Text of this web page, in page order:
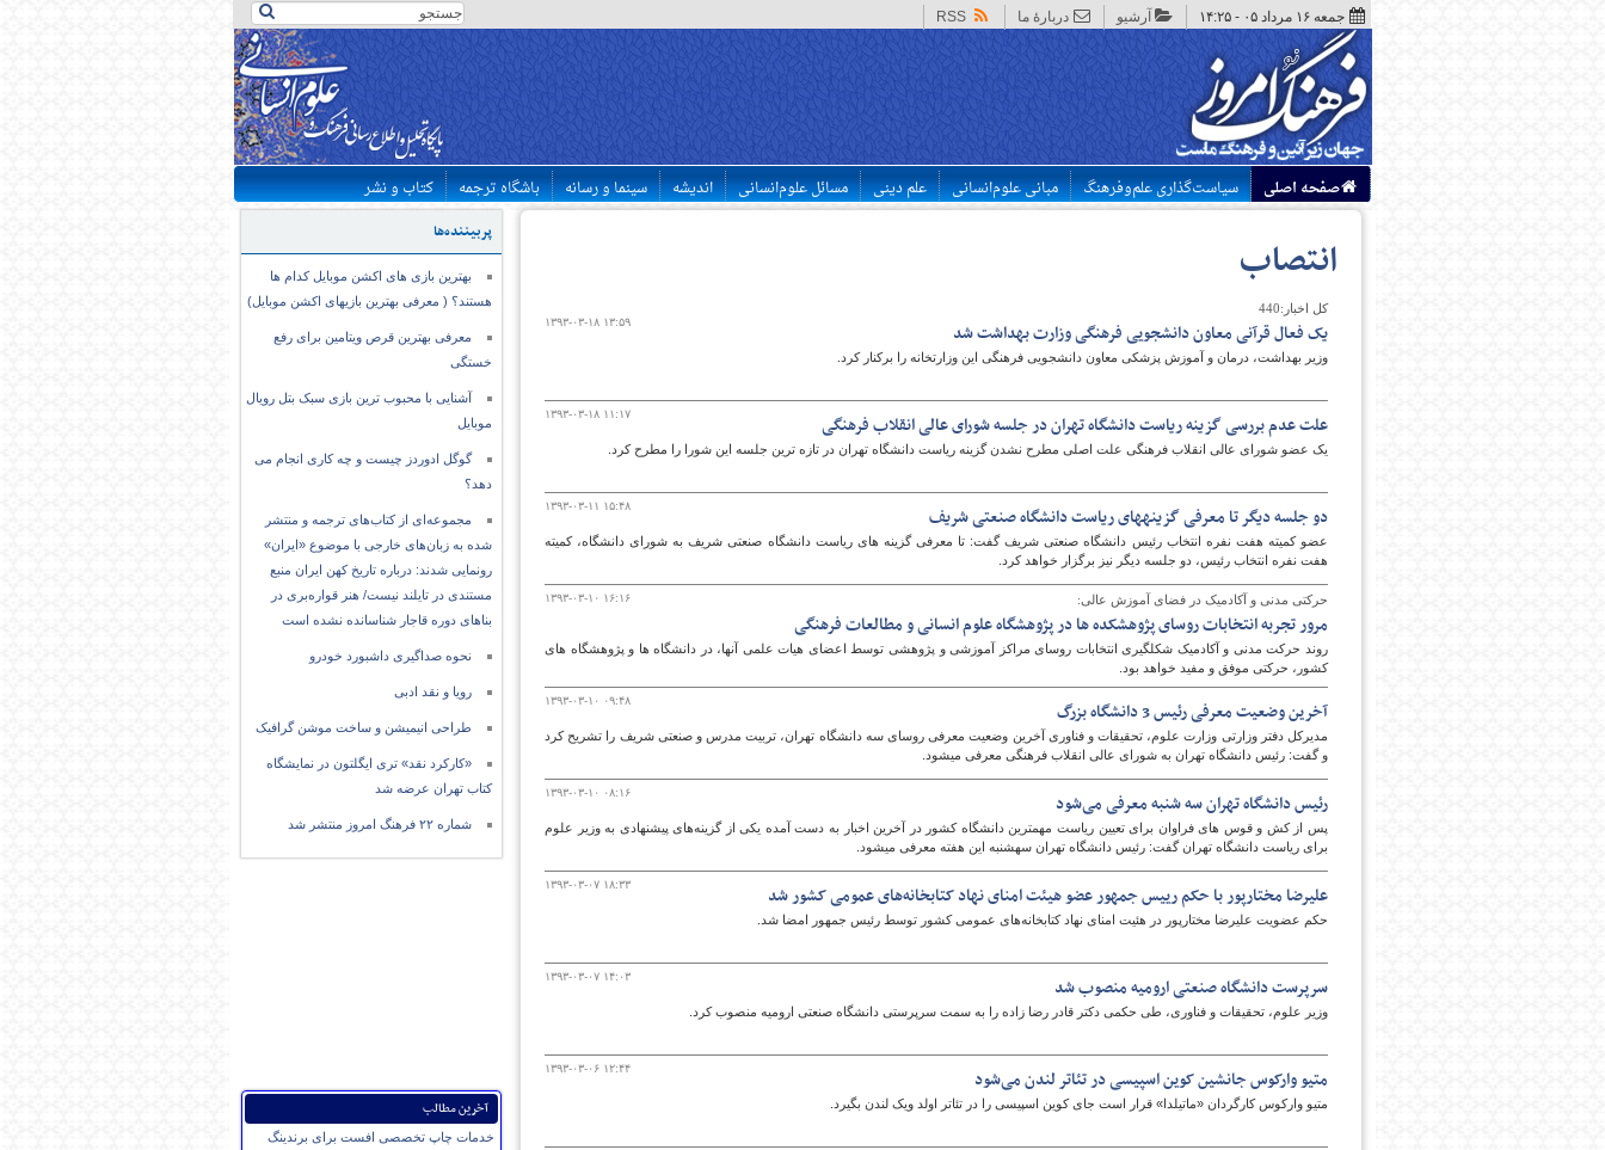
جمعه ۱۶ مرداد ۰۵ - ۱۴:۲۵ آرشیو دربارهٔ ما RSS
پایگاه اطلاع رسانی فرهنگ
صفحه اصلی سیاست‌گذاری علم‌وفرهنگ مبانی علوم‌انسانی علم دینی مسائل علوم‌انسانی اندیشه سینما و رسانه باشگاه ترجمه کتاب و نشر
پربیننده‌ها
بهترین بازی های اکشن موبایل کدام ها
هستند؟ ( معرفی بهترین بازیهای اکشن موبایل)
معرفی بهترین قرص ویتامین برای رفع
خستگی
آشنایی با محبوب ترین بازی سبک بتل رویال
موبایل
گوگل ادوردز چیست و چه کاری انجام می
دهد؟
مجموعه‌ای از کتاب‌های ترجمه و منتشر
شده به زبان‌های خارجی با موضوع «ایران»
رونمایی شدند: درباره تاریخ کهن ایران منبع
مستندی در تایلند نیست/ هنر قواره‌بری در
بناهای دوره قاجار شناسانده نشده است
نحوه صداگیری داشبورد خودرو
رویا و نقد ادبی
طراحی انیمیشن و ساخت موشن گرافیک
«کارکرد نقد» تری ایگلتون در نمایشگاه
کتاب تهران عرضه شد
شماره ۲۲ فرهنگ امروز منتشر شد
آخرین مطالب
خدمات چاپ تخصصی افست برای برندینگ
انتصاب
کل اخبار:440
۱۳۹۳-۰۳-۱۸ ۱۳:۵۹ یک فعال قرآنی معاون دانشجویی فرهنگی وزارت بهداشت شد
وزیر بهداشت، درمان و آموزش پزشکی معاون دانشجویی فرهنگی این وزارتخانه را برکنار کرد.
۱۳۹۳-۰۳-۱۸ ۱۱:۱۷ علت عدم بررسی گزینه ریاست دانشگاه تهران در جلسه شورای عالی انقلاب فرهنگی
یک عضو شورای عالی انقلاب فرهنگی علت اصلی مطرح نشدن گزینه ریاست دانشگاه تهران در تازه ترین جلسه این شورا را مطرح کرد.
۱۳۹۳-۰۳-۱۱ ۱۵:۴۸ دو جلسه دیگر تا معرفی گزینه‎های ریاست دانشگاه صنعتی شریف
عضو کمیته هفت نفره انتخاب رئیس دانشگاه صنعتی شریف گفت: تا معرفی گزینه های ریاست دانشگاه صنعتی شریف به شورای دانشگاه، کمیته
هفت نفره انتخاب رئیس، دو جلسه دیگر نیز برگزار خواهد کرد.
۱۳۹۳-۰۳-۱۰ ۱۶:۱۶ حرکتی مدنی و آکادمیک در فضای آموزش عالی:
مرور تجربه انتخابات روسای پژوهشکده ها در پژوهشگاه علوم انسانی و مطالعات فرهنگی
روند حرکت مدنی و آکادمیک شکل‎گیری انتخابات روسای مراکز آموزشی و پژوهشی توسط اعضای هیات علمی آن‎ها، در دانشگاه ها و پژوهشگاه های
کشور، حرکتی موفق و مفید خواهد بود.
۱۳۹۳-۰۳-۱۰ ۰۹:۴۸ آخرین وضعیت معرفی رئیس 3 دانشگاه بزرگ
مدیرکل دفتر وزارتی وزارت علوم، تحقیقات و فناوری آخرین وضعیت معرفی روسای سه دانشگاه تهران، تربیت مدرس و صنعتی شریف را تشریح کرد
و گفت: رئیس دانشگاه تهران به شورای عالی انقلاب فرهنگی معرفی می‎شود.
۱۳۹۳-۰۳-۱۰ ۰۸:۱۶ رئیس دانشگاه تهران سه شنبه معرفی می‌شود
پس از کش و قوس های فراوان برای تعیین ریاست مهمترین دانشگاه کشور در آخرین اخبار به دست آمده یکی از گزینه‌های پیشنهادی به وزیر علوم
برای ریاست دانشگاه تهران گفت: رئیس دانشگاه تهران سه‎شنبه این هفته معرفی می‎شود.
۱۳۹۳-۰۳-۰۷ ۱۸:۳۳ علیرضا مختارپور با حکم رییس جمهور عضو هیئت امنای نهاد کتابخانه‌های عمومی کشور شد
حکم عضویت علیرضا مختارپور در هئیت امنای نهاد کتابخانه‌های عمومی کشور توسط رئیس جمهور امضا شد.
۱۳۹۳-۰۳-۰۷ ۱۴:۰۳ سرپرست دانشگاه صنعتی ارومیه منصوب شد
وزیر علوم، تحقیقات و فناوری، طی حکمی دکتر قادر رضا زاده را به سمت سرپرستی دانشگاه صنعتی ارومیه منصوب کرد.
۱۳۹۳-۰۳-۰۶ ۱۲:۴۴ متیو وارکوس جانشین کوین اسپیسی در تئاتر لندن می‌شود
متیو وارکوس کارگردان «ماتیلدا» قرار است جای کوین اسپیسی را در تئاتر اولد ویک لندن بگیرد.